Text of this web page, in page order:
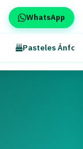
WhatsApp
Pasteles Ánfora